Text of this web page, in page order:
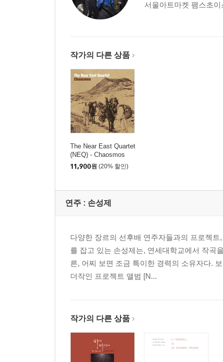
서울아트마켓 팸스초
작가의 다른 상품
The Near East Quartet
(NEQ) - Chaosmos
11,900원 (20% 할인)
연주 : 손성제
다양한 장르의 선후배 연주자들과의 프로젝
를 잡고 있는 손성제는, 연세대학교에서 작곡
른, 어찌 보면 조금 특이한 경력의 소유자다.
더작인 프로젝트 앨범 [N...
작가의 다른 상품